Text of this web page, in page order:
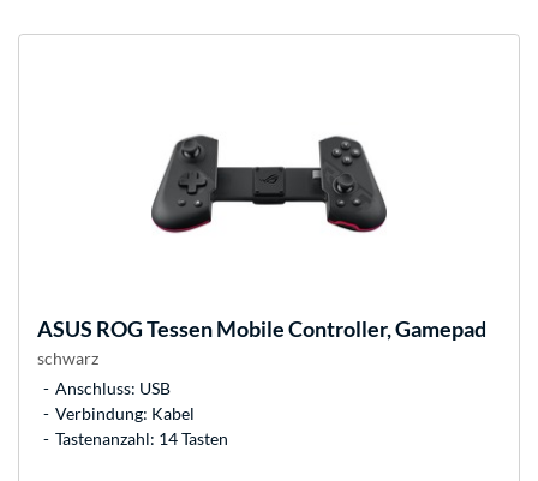
ASUS ROG Tessen Mobile Controller, Gamepad
schwarz
Anschluss: USB
Verbindung: Kabel
Tastenanzahl: 14 Tasten